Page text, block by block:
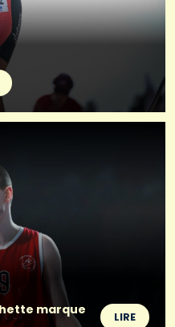
marque
LIRE